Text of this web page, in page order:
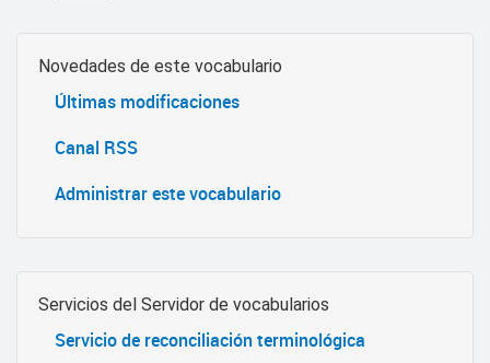
Novedades de este vocabulario
Últimas modificaciones
Canal RSS
Administrar este vocabulario
Servicios del Servidor de vocabularios
Servicio de reconciliación terminológica